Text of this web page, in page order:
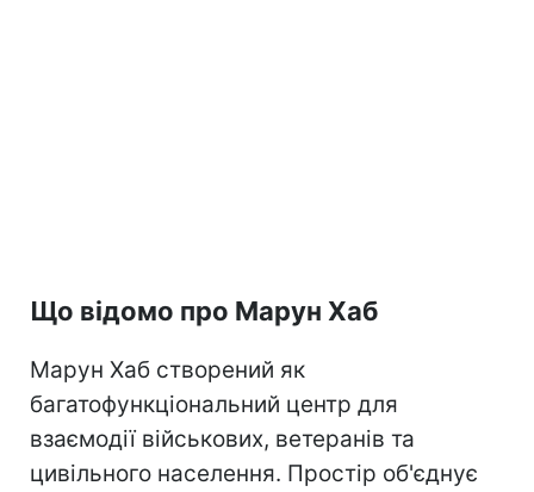
Що відомо про Марун Хаб
Марун Хаб створений як
багатофункціональний центр для
взаємодії військових, ветеранів та
цивільного населення. Простір об'єднує